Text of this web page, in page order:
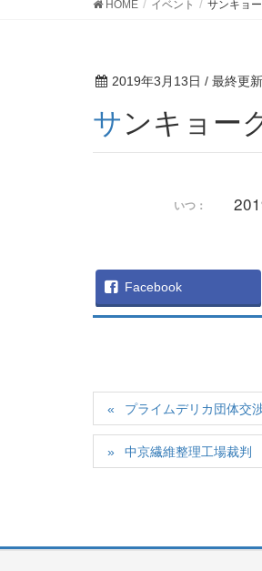
HOME イベント サンキョ
2019年3月13日 / 最終更
サンキョ
いつ：
Facebook
プライムデリカ団体交
中京繊維整理工場裁判